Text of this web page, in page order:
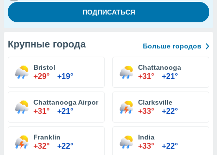
Крупные города Больше городов
Bristol
+29° +19°
Chattanooga
+31° +21°
Chattanooga Airport
+31° +21°
Clarksville
+33° +22°
Franklin
+32° +22°
India
+33° +22°